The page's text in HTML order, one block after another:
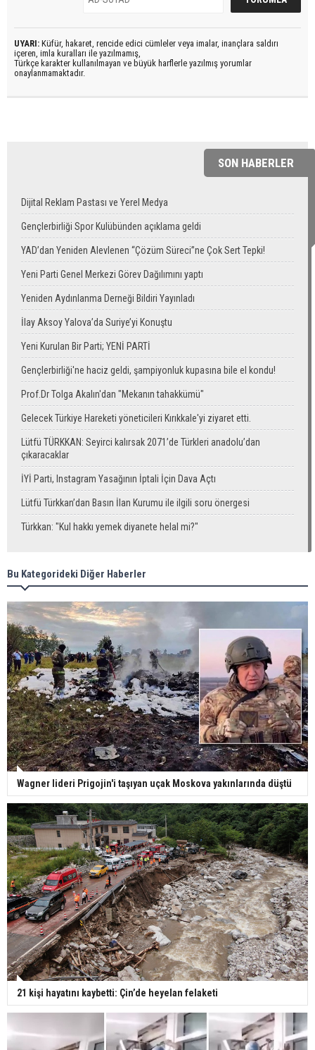
UYARI: Küfür, hakaret, rencide edici cümleler veya imalar, inançlara saldırı
içeren, imla kuralları ile yazılmamış,
Türkçe karakter kullanılmayan ve büyük harflerle yazılmış yorumlar
onaylanmamaktadır.
SON HABERLER
Dijital Reklam Pastası ve Yerel Medya
Gençlerbirliği Spor Kulübünden açıklama geldi
YAD’dan Yeniden Alevlenen “Çözüm Süreci”ne Çok Sert Tepki!
Yeni Parti Genel Merkezi Görev Dağılımını yaptı
Yeniden Aydınlanma Derneği Bildiri Yayınladı
İlay Aksoy Yalova’da Suriye’yi Konuştu
Yeni Kurulan Bir Parti; YENİ PARTİ
Gençlerbirliği'ne haciz geldi, şampiyonluk kupasına bile el kondu!
Prof.Dr Tolga Akalın'dan "Mekanın tahakkümü"
Gelecek Türkiye Hareketi yöneticileri Kırıkkale'yi ziyaret etti.
Lütfü TÜRKKAN: Seyirci kalırsak 2071’de Türkleri anadolu’dan
çıkaracaklar
İYİ Parti, Instagram Yasağının İptali İçin Dava Açtı
Lütfü Türkkan’dan Basın İlan Kurumu ile ilgili soru önergesi
Türkkan: "Kul hakkı yemek diyanete helal mi?"
Bu Kategorideki Diğer Haberler
Wagner lideri Prigojin'i taşıyan uçak Moskova yakınlarında düştü
21 kişi hayatını kaybetti: Çin’de heyelan felaketi